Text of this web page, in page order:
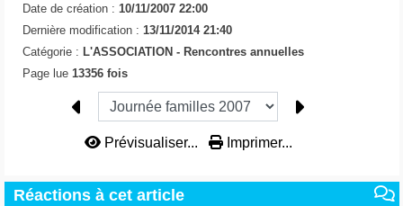
Date de création : 10/11/2007 22:00
Dernière modification : 13/11/2014 21:40
Catégorie : L'ASSOCIATION - Rencontres annuelles
Page lue 13356 fois
Prévisualiser... Imprimer...
Réactions à cet article